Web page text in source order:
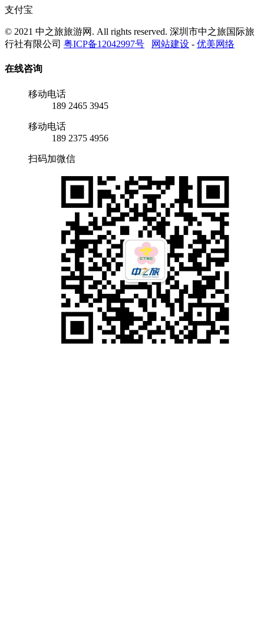
支付宝
© 2021 中之旅旅游网. All rights reserved. 深圳市中之旅国际旅
行社有限公司 粤ICP备12042997号 网站建设 - 优美网络
在线咨询
移动电话
189 2465 3945
移动电话
189 2375 4956
扫码加微信